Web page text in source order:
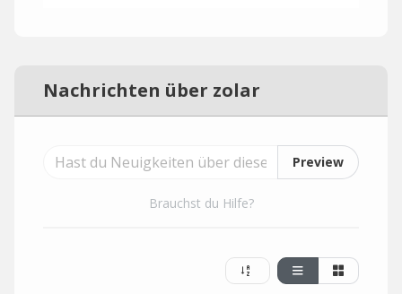
Nachrichten über zolar
Preview
Brauchst du Hilfe?